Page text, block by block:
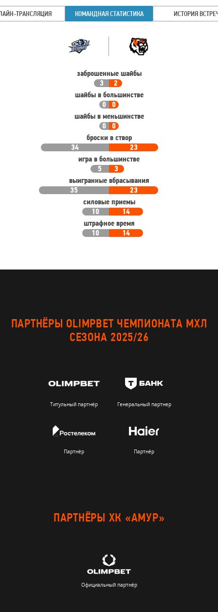
ТРАНСЛЯЦИЯ КОМАНДНАЯ СТАТИСТИКА ИСТОРИЯ
статистика
Команда
заброшенные шайбы
3
2
шайбы в большинстве
0
0
шайбы в меньшинстве
0
0
броски в створ
34
23
игра в большинстве
5
3
выигранные вбрасывания
35
23
силовые приемы
10
14
штрафное время
10
14
ПАРТНЁРЫ OLIMPBET ЧЕМПИОНАТА МХЛ
СЕЗОНА 2025/26
Титульный партнёр Генеральный партнер
Партнёр Партнёр
ПАРТНЁРЫ ХК «АМУР»
Официальный партнёр